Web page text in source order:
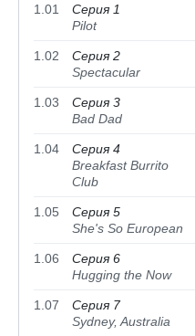
1.01
Серия 1
Pilot
1.02
Серия 2
Spectacular
1.03
Серия 3
Bad Dad
1.04
Серия 4
Breakfast Burrito
Club
1.05
Серия 5
She's So European
1.06
Серия 6
Hugging the Now
1.07
Серия 7
Sydney, Australia